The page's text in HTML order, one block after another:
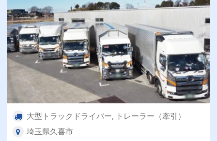
大型トラックドライバー, トレーラー（牽引）
埼玉県久喜市